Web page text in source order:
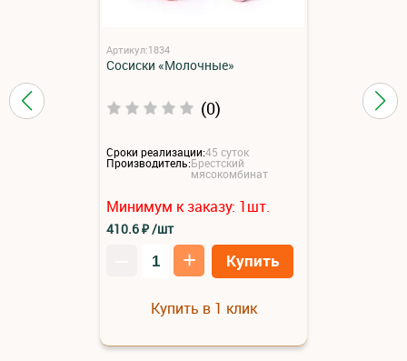
Артикул:1834
Сосиски «Молочные»
(0)
Сроки реализации:45 суток
Производитель:Брестский
мясокомбинат
Минимум к заказу: 1шт.
410.6₽/шт
+ Купить
Купить в 1 клик